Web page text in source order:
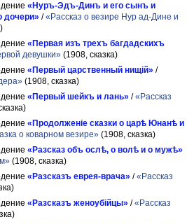
«Нуръ-Эдъ-Динъ и его сынъ и
/«Рассказ о везире Нур ад-Дине и
«Первая изъ трехъ багдадскихъ
девушки» (1908, сказка)
«Первый царственный нищій» /
(1908, сказка)
«Первый шейкъ и лань» /«Рассказ
«Продолженіе сказки о царѣ Юнанѣ и
о коварном везире» (1908, сказка)
«Разсказ объ ослѣ, о волѣ и о мужѣ»
(1908, сказка)
«Разсказъ еврея-врача» /«Рассказ
«Разсказъ женоубійцы» /«Рассказ